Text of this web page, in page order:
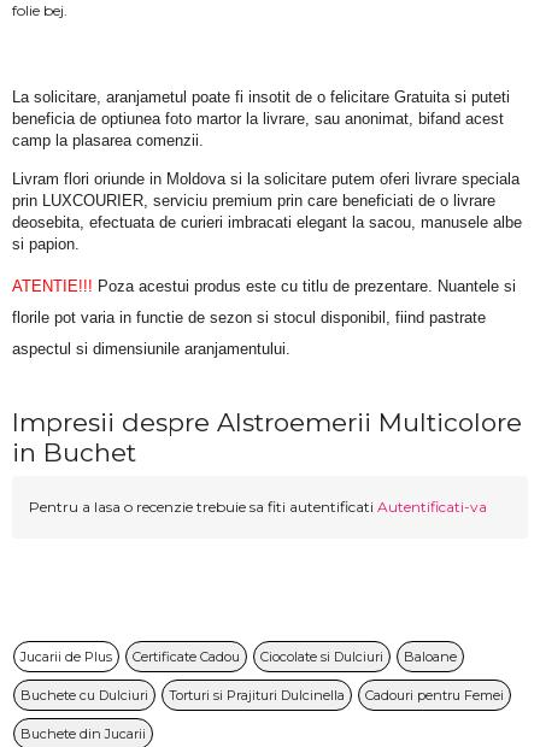
folie bej.
La solicitare, aranjametul poate fi insotit de o felicitare Gratuita si puteti
beneficia de optiunea foto martor la livrare, sau anonimat, bifand acest
camp la plasarea comenzii.
Livram flori oriunde in Moldova si la solicitare putem oferi livrare speciala
prin LUXCOURIER, serviciu premium prin care beneficiati de o livrare
deosebita, efectuata de curieri imbracati elegant la sacou, manusele albe
si papion.
ATENTIE!!! Poza acestui produs este cu titlu de prezentare. Nuantele si
florile pot varia in functie de sezon si stocul disponibil, fiind pastrate
aspectul si dimensiunile aranjamentului.
Impresii despre Alstroemerii Multicolore
in Buchet
Pentru a lasa o recenzie trebuie sa fiti autentificati Autentificati-va
Jucarii de Plus Certificate Cadou Ciocolate si Dulciuri Baloane
Buchete cu Dulciuri Torturi si Prajituri Dulcinella Cadouri pentru Femei
Buchete din Jucarii